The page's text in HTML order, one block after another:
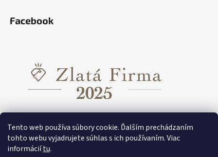
Tento web používa súbory cookie. Ďalším prechádzaním
tohto webu vyjadrujete súhlas s ich používaním. Viac
informáciítu.
Facebook